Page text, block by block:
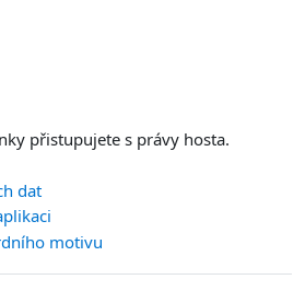
přistupujete s právy hosta.
dat
motivu